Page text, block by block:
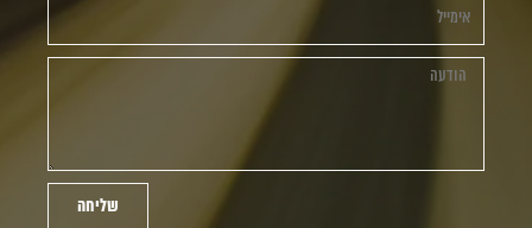
שליחה